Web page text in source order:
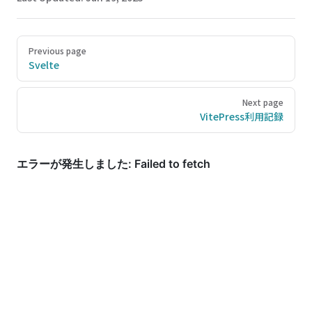
PagerPrevious page
Svelte
Next page
VitePress利用記録